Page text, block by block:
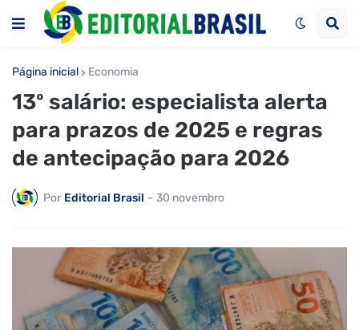
Página inicial Economia
13º salário: especialista alerta
para prazos de 2025 e regras
de antecipação para 2026
Por Editorial Brasil - 30 novembro